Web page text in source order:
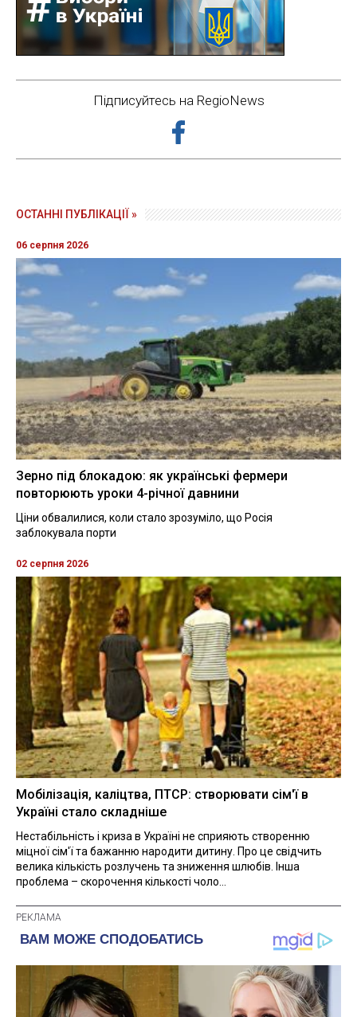
Підписуйтесь на RegioNews
ОСТАННІ ПУБЛІКАЦІЇ »
06 серпня 2026
Зерно під блокадою: як українські фермери
повторюють уроки 4-річної давнини
Ціни обвалилися, коли стало зрозуміло, що Росія
заблокувала порти
02 серпня 2026
Мобілізація, каліцтва, ПТСР: створювати сім'ї в
Україні стало складніше
Нестабільність і криза в Україні не сприяють створенню
міцної сім'ї та бажанню народити дитину. Про це свідчить
велика кількість розлучень та зниження шлюбів. Інша
проблема – скорочення кількості чоло...